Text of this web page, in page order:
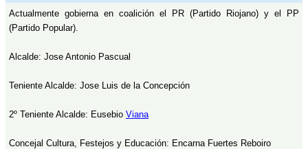
Actualmente gobierna en coalición el PR (Partido Riojano) y el PP
(Partido Popular).
Alcalde: Jose Antonio Pascual
Teniente Alcalde: Jose Luis de la Concepción
2º Teniente Alcalde: Eusebio Viana
Concejal Cultura, Festejos y Educación: Encarna Fuertes Reboiro